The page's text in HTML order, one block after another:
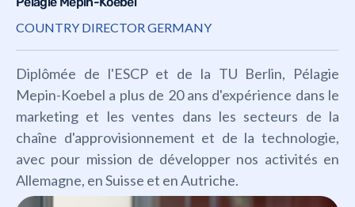
COUNTRY DIRECTOR GERMANY
Diplômée de l'ESCP et de la TU Berlin, Pélagie
Mepin-Koebel a plus de 20 ans d'expérience dans le
marketing et les ventes dans les secteurs de la
chaîne d'approvisionnement et de la technologie,
avec pour mission de développer nos activités en
Allemagne, en Suisse et en Autriche.